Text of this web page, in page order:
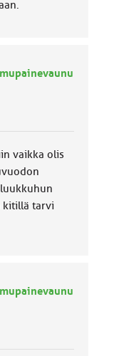
vaikka olis
kitillä tarvi